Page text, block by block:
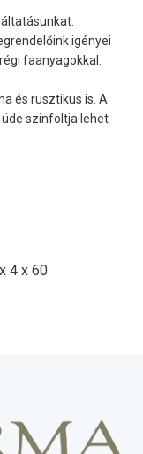
igényei
faanyagokkal.
és rusztikus is. A
üde szinfoltja lehet
4 x 60